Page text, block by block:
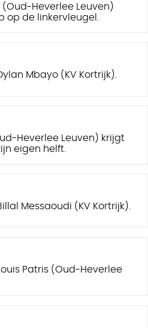
(Oud-Heverlee Leuven)
op de linkervleugel.
Mbayo (KV Kortrijk).
Heverlee Leuven) krijgt
eigen helft.
Messaoudi (KV Kortrijk).
Patris (Oud-Heverlee